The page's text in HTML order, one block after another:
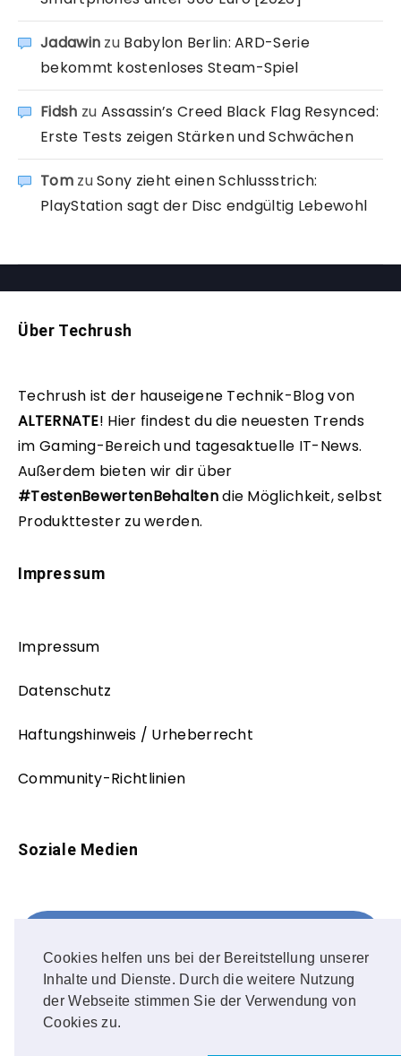
Cookies helfen uns bei der Bereitstellung unserer
Inhalte und Dienste. Durch die weitere Nutzung
der Webseite stimmen Sie der Verwendung von
Cookies zu.
Jadawin zu Babylon Berlin: ARD-Serie
bekommt kostenloses Steam-Spiel
Fidsh zu Assassin’s Creed Black Flag Resynced:
Erste Tests zeigen Stärken und Schwächen
TomzuSony zieht einen Schlussstrich:
PlayStation sagt der Disc endgültig Lebewohl
Über Techrush
Techrush ist der hauseigene Technik-Blog von
ALTERNATE! Hier findest du die neuesten Trends
im Gaming-Bereich und tagesaktuelle IT-News.
Außerdem bieten wir dir über
#TestenBewertenBehaltendie Möglichkeit, selbst
Produkttester zu werden.
Impressum
Impressum
Datenschutz
Haftungshinweis / Urheberrecht
Community-Richtlinien
Soziale Medien
FOLLOW ME!
Instagram
OUR PHOTOS!